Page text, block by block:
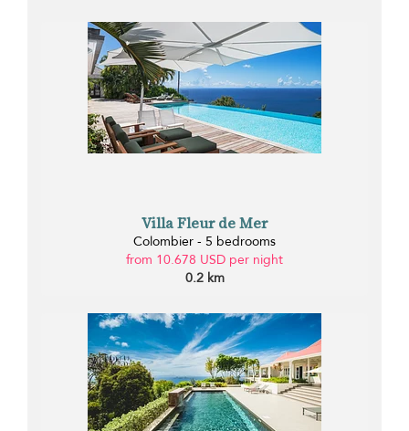
Villa Fleur de Mer
Colombier - 5 bedrooms
from 10.678 USD per night
0.2 km